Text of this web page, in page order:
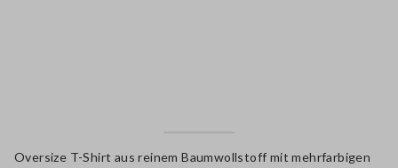
Oversize T-Shirt aus reinem Baumwollstoff mit mehrfarbigen